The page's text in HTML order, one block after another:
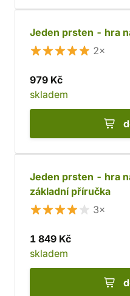
Jeden prsten - hra
2×
979 Kč
skladem
Jeden prsten - hra
základní příručka
3×
1 849 Kč
skladem